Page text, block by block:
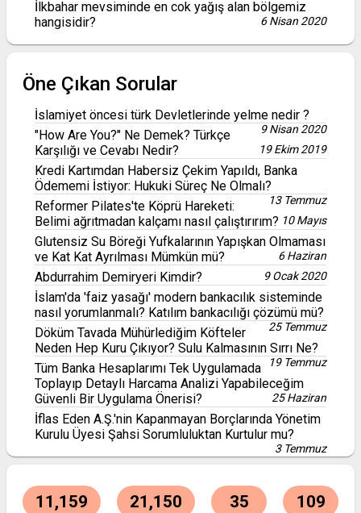
İlkbahar mevsiminde en cok yağış alan bölgemiz
hangisidir?
6 Nisan 2020
Öne Çıkan Sorular
İslamiyet öncesi türk Devletlerinde yelme nedir ?
9 Nisan 2020
"How Are You?" Ne Demek? Türkçe
Karşılığı ve Cevabı Nedir?
19 Ekim 2019
Kredi Kartımdan Habersiz Çekim Yapıldı, Banka
Ödememi İstiyor: Hukuki Süreç Ne Olmalı?
13 Temmuz
Reformer Pilates'te Köprü Hareketi:
Belimi ağrıtmadan kalçamı nasıl çalıştırırım? 10 Mayıs
Glutensiz Su Böreği Yufkalarının Yapışkan Olmaması
ve Kat Kat Ayrılması Mümkün mü?
6 Haziran
Abdurrahim Demiryeri Kimdir? 9 Ocak 2020
İslam'da 'faiz yasağı' modern bankacılık sisteminde
nasıl yorumlanmalı? Katılım bankacılığı çözümü mü?
25 Temmuz
Döküm Tavada Mühürlediğim Köfteler
Neden Hep Kuru Çıkıyor? Sulu Kalmasının Sırrı Ne?
19 Temmuz
Tüm Banka Hesaplarımı Tek Uygulamada
Toplayıp Detaylı Harcama Analizi Yapabileceğim
Güvenli Bir Uygulama Önerisi?
25 Haziran
İflas Eden A.Ş.'nin Kapanmayan Borçlarında Yönetim
Kurulu Üyesi Şahsi Sorumluluktan Kurtulur mu?
3 Temmuz
11,159 21,150 35 109